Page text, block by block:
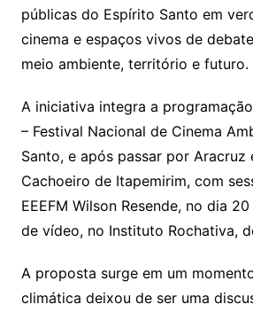
públicas do Espírito Santo em
cinema e espaços vivos de
meio ambiente, território e futuro.
A iniciativa integra a programação
– Festival Nacional de Cinema
Santo, e após passar por Aracruz
Cachoeiro de Itapemirim, com
EEEFM Wilson Resende, no dia
de vídeo, no Instituto Rochativa,
A proposta surge em um
climática deixou de ser uma